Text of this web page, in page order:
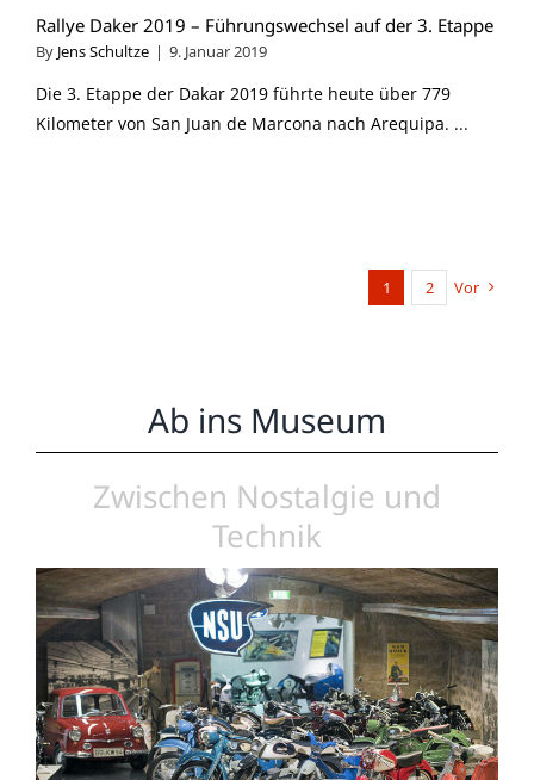
Rallye Daker 2019 – Führungswechsel auf der 3. Etappe
By Jens Schultze | 9. Januar 2019
Die 3. Etappe der Dakar 2019 führte heute über 779
Kilometer von San Juan de Marcona nach Arequipa. ...
1 2 Vor
Ab ins Museum
Zwischen Nostalgie und
Technik